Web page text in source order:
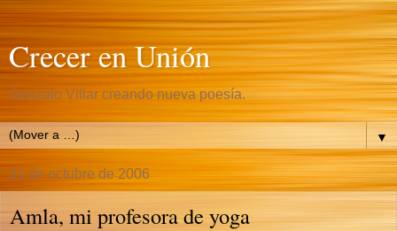
Crecer en Unión
Gonzalo Villar creando nueva poesía.
▼
31 de octubre de 2006
Amla, mi profesora de yoga